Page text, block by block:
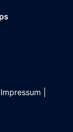
Impressum